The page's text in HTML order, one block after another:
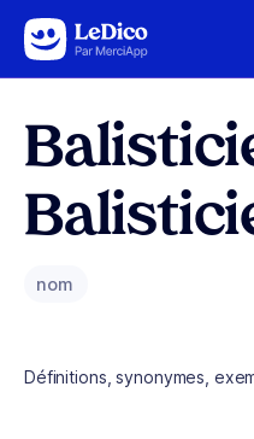
Aller au contenu
nom
Définitions, synonymes,